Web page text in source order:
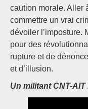
caution morale. Aller
commettre un vrai
dévoiler l’imposture.
pour des
rupture et de
et d’illusion.
Un militant CNT-